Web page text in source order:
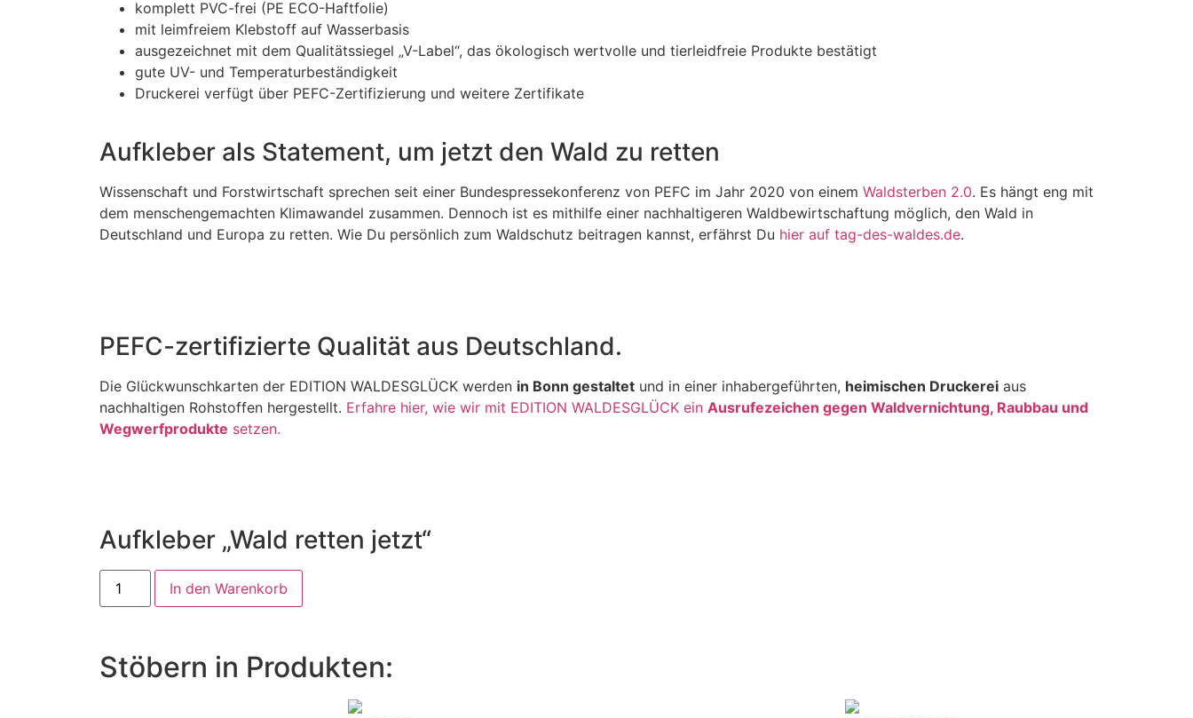
komplett PVC-frei (PE ECO-Haftfolie)
mit leimfreiem Klebstoff auf Wasserbasis
ausgezeichnet mit dem Qualitätssiegel „V-Label“, das ökologisch wertvolle und tierleidfreie Produkte bestätigt
gute UV- und Temperaturbeständigkeit
Druckerei verfügt über PEFC-Zertifizierung und weitere Zertifikate
Aufkleber als Statement, um jetzt den Wald zu retten
Wissenschaft und Forstwirtschaft sprechen seit einer Bundespressekonferenz von PEFC im Jahr 2020 von einem Waldsterben 2.0. Es hängt eng mit
dem menschengemachten Klimawandel zusammen. Dennoch ist es mithilfe einer nachhaltigeren Waldbewirtschaftung möglich, den Wald in
Deutschland und Europa zu retten. Wie Du persönlich zum Waldschutz beitragen kannst, erfährst Du hier auf tag-des-waldes.de.
PEFC-zertifizierte Qualität aus Deutschland.
Die Glückwunschkarten der EDITION WALDESGLÜCK werden in Bonn gestaltet und in einer inhabergeführten, heimischen Druckerei aus
nachhaltigen Rohstoffen hergestellt. Erfahre hier, wie wir mit EDITION WALDESGLÜCK ein Ausrufezeichen gegen Waldvernichtung, Raubbau und
Wegwerfprodukte setzen.
Aufkleber „Wald retten jetzt“
In den Warenkorb
Stöbern in Produkten: